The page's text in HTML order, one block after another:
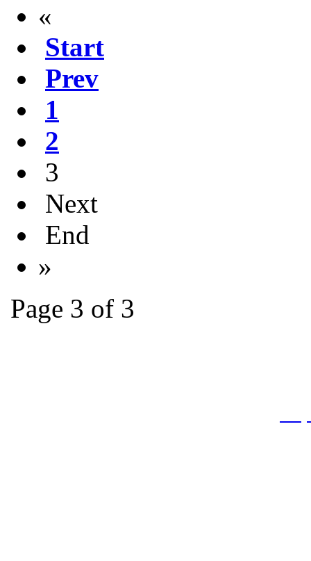
«
Start
Prev
1
2
3
Next
End
»
Page 3 of 3